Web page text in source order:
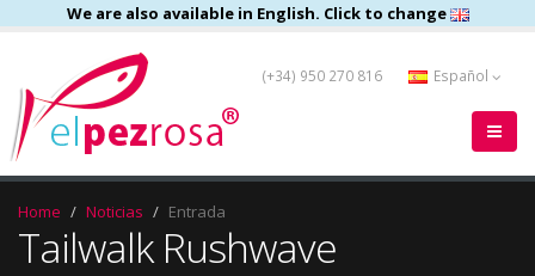
We are also available in English. Click to change
(+34) 950 270 816 Español
Home Noticias Entrada
Tailwalk Rushwave